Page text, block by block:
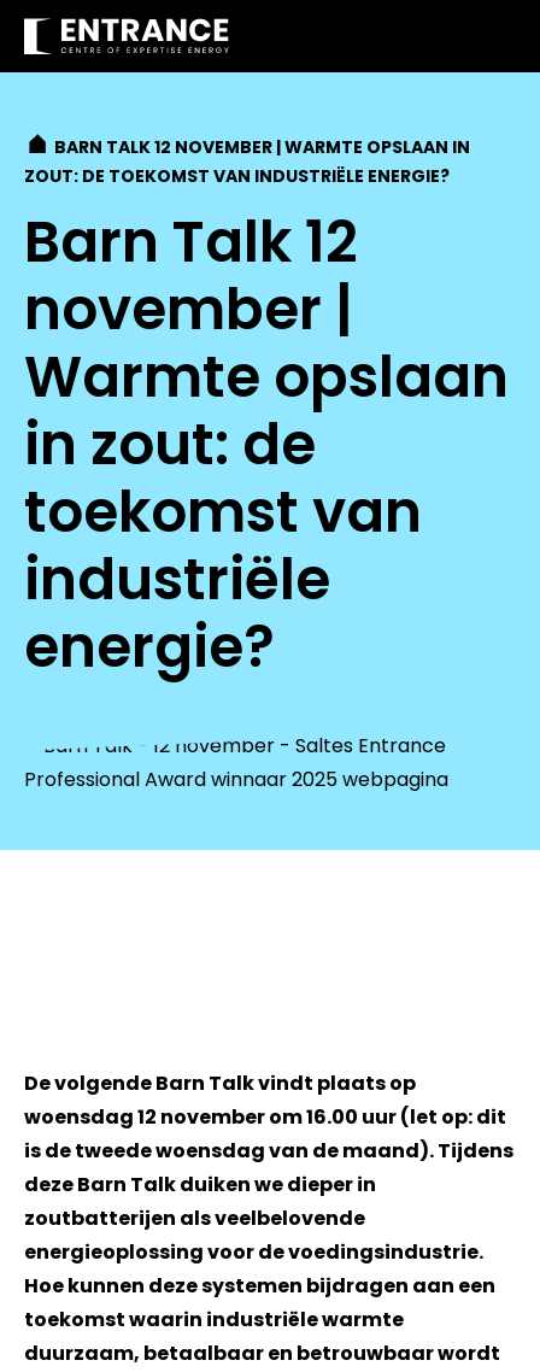
BARN TALK 12 NOVEMBER | WARMTE OPSLAAN IN
ZOUT: DE TOEKOMST VAN INDUSTRIËLE ENERGIE?
Barn Talk 12
november |
Warmte opslaan
in zout: de
toekomst van
industriële
energie?
De volgende Barn Talk vindt plaats op
woensdag 12 november om 16.00 uur (let op: dit
is de tweede woensdag van de maand). Tijdens
deze Barn Talk duiken we dieper in
zoutbatterijen als veelbelovende
energieoplossing voor de voedingsindustrie.
Hoe kunnen deze systemen bijdragen aan een
toekomst waarin industriële warmte
duurzaam, betaalbaar en betrouwbaar wordt